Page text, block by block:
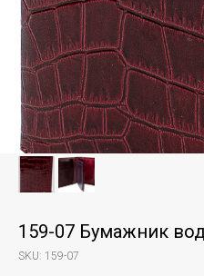
159-07 Бумажник
SKU: 159-07